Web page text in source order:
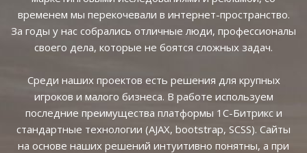
временем мы перекочевали в интернет-пространство.
За годы у нас собрались отличные люди, профессионалы
своего дела, которые не боятся сложных задач.
Среди наших проектов есть решения для крупных
игроков и малого бизнеса. В работе используем
последние преимущества платформы 1С-Битрикс и
стандартные технологии (AJAX, bootstrap, SCSS). Сайты
на основе наших решений интуитивно понятны, а при